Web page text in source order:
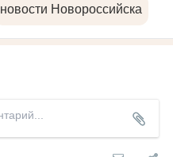
новости Новороссийска